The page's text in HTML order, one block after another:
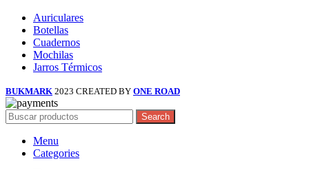
Auriculares
Botellas
Cuadernos
Mochilas
Jarros Térmicos
BUKMARK 2023 CREATED BY ONE ROAD
Search
Menu
Categories